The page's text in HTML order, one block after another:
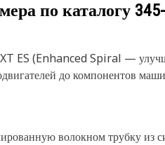
по каталогу
ES (Enhanced Spiral —
до компонентов
волокном трубку из